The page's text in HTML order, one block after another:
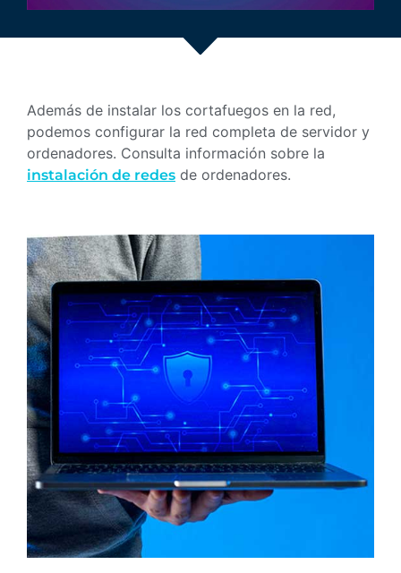
Además de instalar los cortafuegos en la red,
podemos configurar la red completa de servidor y
ordenadores. Consulta información sobre la
instalación de redes de ordenadores.